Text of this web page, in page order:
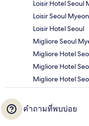
Loisir Hotel Seoul
Loisir Seoul
Loisir Hotel Seoul
Migliore Seoul
Migliore Hotel
Migliore Hotel
Migliore Hotel
คำถามที่พบบ่อย